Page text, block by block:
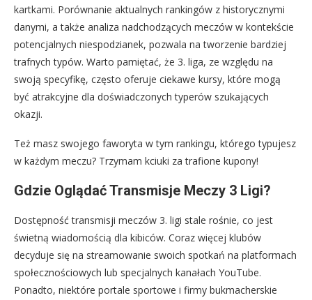
kartkami. Porównanie aktualnych rankingów z historycznymi
danymi, a także analiza nadchodzących meczów w kontekście
potencjalnych niespodzianek, pozwala na tworzenie bardziej
trafnych typów. Warto pamiętać, że 3. liga, ze względu na
swoją specyfikę, często oferuje ciekawe kursy, które mogą
być atrakcyjne dla doświadczonych typerów szukających
okazji.
Też masz swojego faworyta w tym rankingu, którego typujesz
w każdym meczu? Trzymam kciuki za trafione kupony!
Gdzie Oglądać Transmisje Meczy 3 Ligi?
Dostępność transmisji meczów 3. ligi stale rośnie, co jest
świetną wiadomością dla kibiców. Coraz więcej klubów
decyduje się na streamowanie swoich spotkań na platformach
społecznościowych lub specjalnych kanałach YouTube.
Ponadto, niektóre portale sportowe i firmy bukmacherskie